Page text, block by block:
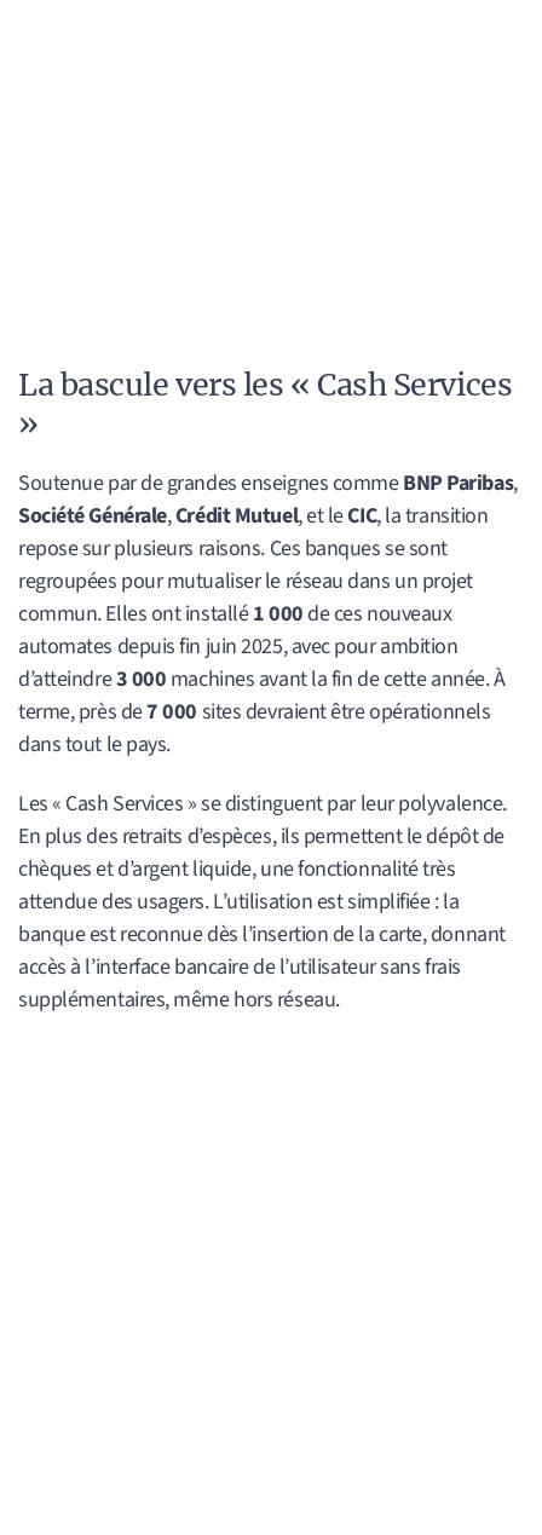
La bascule vers les « Cash Services
»
Soutenue par de grandes enseignes commeBNP Paribas,
Société Générale,Crédit Mutuel, et leCIC, la transition
repose sur plusieurs raisons. Ces banques se sont
regroupées pour mutualiser le réseau dans un projet
commun. Elles ont installé1 000 de ces nouveaux
automates depuis fin juin 2025, avec pour ambition
d’atteindre3 000 machines avant la fin de cette année. À
terme, près de7 000 sites devraient être opérationnels
dans tout le pays.
Les « Cash Services » se distinguent par leur polyvalence.
En plus des retraits d’espèces, ils permettent le dépôt de
chèques et d’argent liquide, une fonctionnalité très
attendue des usagers. L’utilisation est simplifiée : la
banque est reconnue dès l’insertion de la carte, donnant
accès à l’interface bancaire de l’utilisateur sans frais
supplémentaires, même hors réseau.